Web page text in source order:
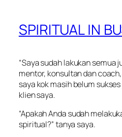
SPIRITUAL IN
“Saya sudah lakukan semua
mentor, konsultan dan
saya kok masih belum
klien saya.
“Apakah Anda sudah
spiritual?” tanya saya.